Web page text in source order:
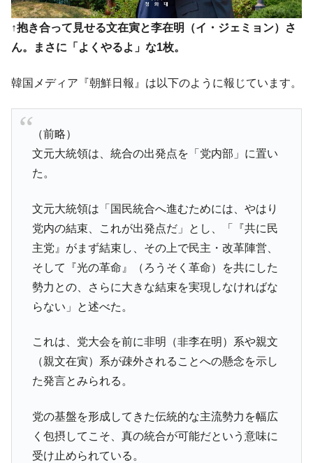
↑抱き合って見せる文在寅と李在明（イ・ジェミョン）さ
ん。まさに「よくやるよ」な1枚。
韓国メディア『朝鮮日報』は以下のように報じています。
（前略）
文元大統領は、統合の出発点を「党内部」に置い
た。
文元大統領は「国民統合へ進むためには、やはり
党内の結束、これが出発点だ」とし、「『共に民
主党』がまず結束し、その上で民主・改革陣営、
そして『光の革命』（ろうそく革命）を共にした
勢力との、さらに大きな結束を実現しなければな
らない」と述べた。
これは、党大会を前に非明（非李在明）系や親文
（親文在寅）系が疎外されることへの懸念を示し
た発言とみられる。
党の基盤を形成してきた伝統的な主流勢力を幅広
く包摂してこそ、真の統合が可能だという意味に
受け止められている。